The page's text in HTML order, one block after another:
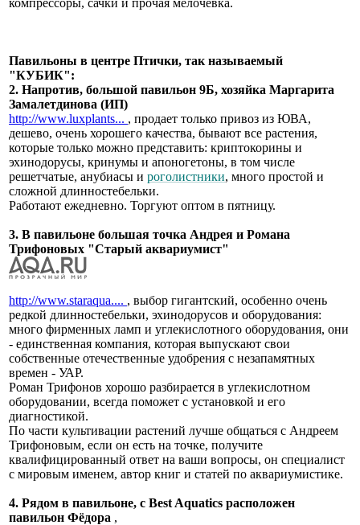
Павильоны в центре Птички, так называемый
"КУБИК":
2. Напротив, большой павильон 9Б, хозяйка Маргарита
Замалетдинова (ИП)
http://www.luxplants... , продает только привоз из ЮВА,
дешево, очень хорошего качества, бывают все растения,
которые только можно представить: криптокорины и
эхинодорусы, кринумы и апоногетоны, в том числе
решетчатые, анубиасы и роголистники, много простой и
сложной длинностебельки.
Работают ежедневно. Торгуют оптом в пятницу.
3. В павильоне большая точка Андрея и Романа
Трифоновых "Старый аквариумист"
http://www.staraqua.... , выбор гигантский, особенно очень
редкой длинностебельки, эхинодорусов и оборудования:
много фирменных ламп и углекислотного оборудования, они
- единственная компания, которая выпускают свои
собственные отечественные удобрения с незапамятных
времен - УАР.
Роман Трифонов хорошо разбирается в углекислотном
оборудовании, всегда поможет с установкой и его
диагностикой.
По части культивации растений лучше общаться с Андреем
Трифоновым, если он есть на точке, получите
квалифицированный ответ на ваши вопросы, он специалист
с мировым именем, автор книг и статей по аквариумистике.
4. Рядом в павильоне, с Best Aquatics расположен
павильон Фёдора ,